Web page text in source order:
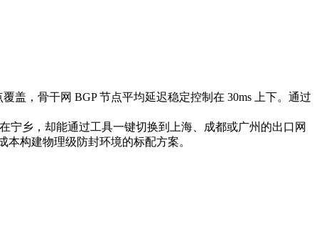
盖，骨干网 BGP 节点平均延迟稳定控制在 30ms 上下。通过
宁乡，却能通过工具一键切换到上海、成都或广州的出口网
构建物理级防封环境的标配方案。